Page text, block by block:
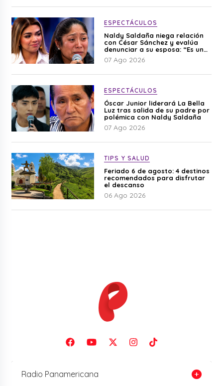
ESPECTÁCULOS
Naldy Saldaña niega relación
con César Sánchez y evalúa
denunciar a su esposa: “Es una
difamación”
07 Ago 2026
ESPECTÁCULOS
Óscar Junior liderará La Bella
Luz tras salida de su padre por
polémica con Naldy Saldaña
07 Ago 2026
TIPS Y SALUD
Feriado 6 de agosto: 4 destinos
recomendados para disfrutar
el descanso
06 Ago 2026
Radio Panamericana